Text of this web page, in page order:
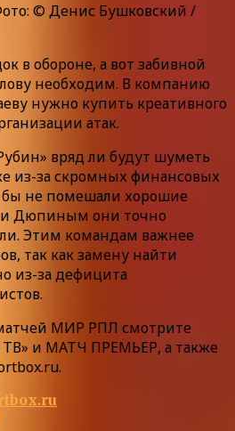
© Денис Бушковский /
в обороне, а вот забивной
необходим. В компанию
нужно купить креативного
атак.
вряд ли будут шуметь
из-за скромных финансовых
не помешали хорошие
и Дюпиным они точно
Этим командам важнее
так как замену найти
из-за дефицита
МИР РПЛ смотрите
ТВ» и МАТЧ ПРЕМЬЕР, а также